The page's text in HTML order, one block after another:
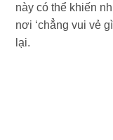
này có thể khiến
nơi ‘chẳng vui vẻ
lại.